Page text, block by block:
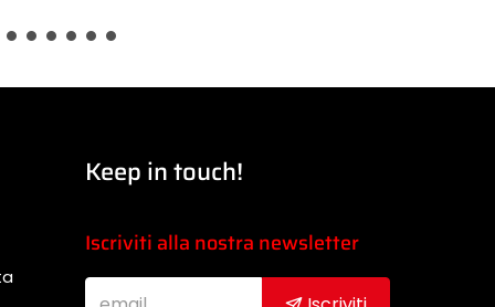
Keep in touch!
Iscriviti alla nostra newsletter